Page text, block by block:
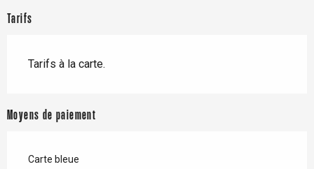
Tarifs
Tarifs à la carte.
Moyens de paiement
Carte bleue